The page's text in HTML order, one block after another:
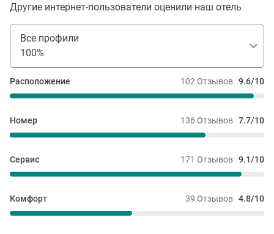
Другие интернет-пользователи оценили наш отель
Все профили
100%
102 Отзывов 9.6/10
Расположение
136 Отзывов 7.7/10
Номер
171 Отзывов 9.1/10
Сервис
39 Отзывов 4.8/10
Комфорт